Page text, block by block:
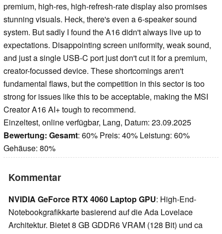
premium, high-res, high-refresh-rate display also promises
stunning visuals. Heck, there's even a 6-speaker sound
system. But sadly I found the A16 didn't always live up to
expectations. Disappointing screen uniformity, weak sound,
and just a single USB-C port just don't cut it for a premium,
creator-focussed device. These shortcomings aren't
fundamental flaws, but the competition in this sector is too
strong for issues like this to be acceptable, making the MSI
Creator A16 AI+ tough to recommend.
Einzeltest, online verfügbar, Lang, Datum: 23.09.2025
Bewertung: Gesamt: 60% Preis: 40% Leistung: 60%
Gehäuse: 80%
Kommentar
NVIDIA GeForce RTX 4060 Laptop GPU: High-End-
Notebookgrafikkarte basierend auf die Ada Lovelace
Architektur. Bietet 8 GB GDDR6 VRAM (128 Bit) und ca